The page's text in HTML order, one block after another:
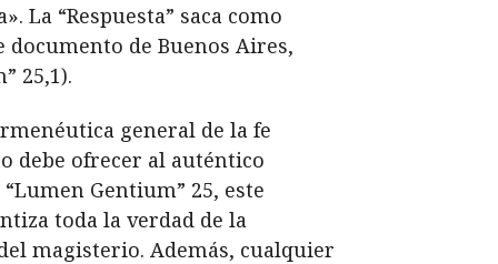
La “Respuesta” saca como
de Buenos Aires,
25,1).
general de la fe
debe ofrecer al auténtico
Gentium” 25, este
toda la verdad de la
magisterio. Además, cualquier